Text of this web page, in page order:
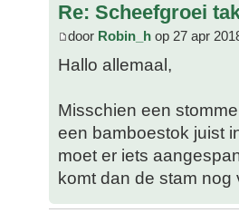
Re: Scheefgroei
door Robin_h op 27 apr
Hallo allemaal,
Misschien een
een bamboestok juist
moet er iets
komt dan de stam